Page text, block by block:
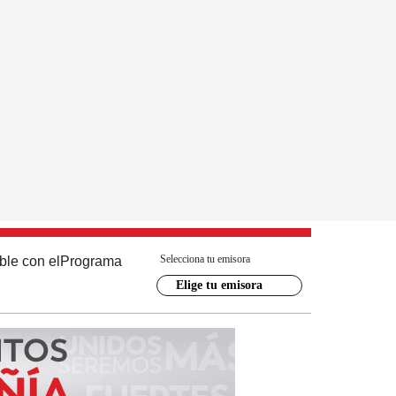
con el Programa Selecciona tu emisora
Elige tu emisora